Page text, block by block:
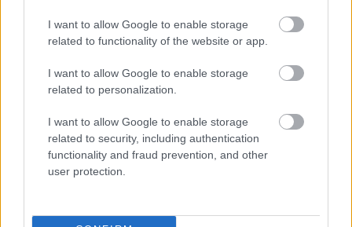
I want to allow Google to enable storage
related to functionality of the website or app.
I want to allow Google to enable storage
related to personalization.
I want to allow Google to enable storage
related to security, including authentication
functionality and fraud prevention, and other
user protection.
pārbrauktuves viņai
izmaksās desmitiem
nebūtu jādzird